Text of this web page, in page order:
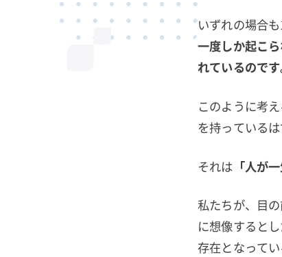
いずれの場合
一度しか起こ
れているのです
このように考
を持っているは
それは 「人が
私たちが、目
に想像すると
存在となってい